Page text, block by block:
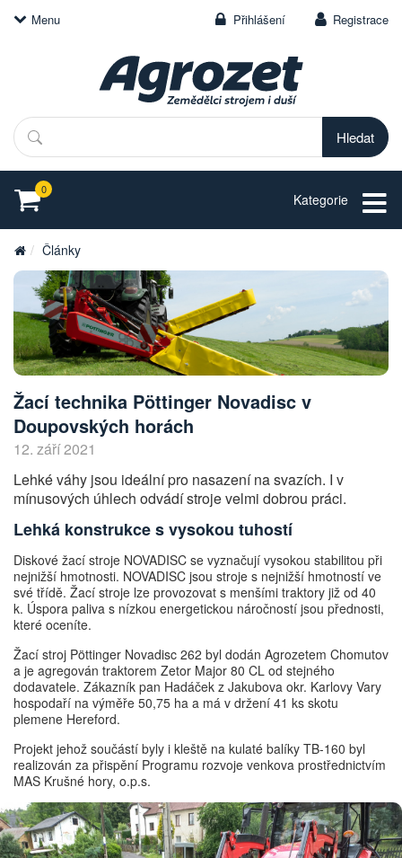
Menu Přihlášení Registrace
Hledat
0
Kategorie
Články
Žací technika Pöttinger Novadisc v
Doupovských horách
12. září 2021
Lehké váhy jsou ideální pro nasazení na svazích. I v
mínusových úhlech odvádí stroje velmi dobrou práci.
Lehká konstrukce s vysokou tuhostí
Diskové žací stroje NOVADISC se vyznačují vysokou stabilitou při
nejnižší hmotnosti. NOVADISC jsou stroje s nejnižší hmotností ve
své třídě. Žací stroje lze provozovat s menšími traktory již od 40
k. Úspora paliva s nízkou energetickou náročností jsou přednosti,
které oceníte.
Žací stroj Pöttinger Novadisc 262 byl dodán Agrozetem Chomutov
a je agregován traktorem Zetor Major 80 CL od stejného
dodavatele. Zákazník pan Hadáček z Jakubova okr. Karlovy Vary
hospodaří na výměře 50,75 ha a má v držení 41 ks skotu
plemene Hereford.
Projekt jehož součástí byly i kleště na kulaté balíky TB-160 byl
realizován za přispění Programu rozvoje venkova prostřednictvím
MAS Krušné hory, o.p.s.